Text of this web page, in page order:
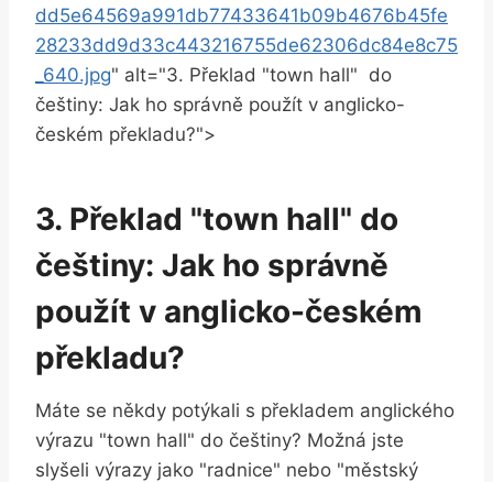
dd5e64569a991db77433641b09b4676b45fe
28233dd9d33c443216755de62306dc84e8c75
_640.jpg" alt="3. Překlad "town hall" ​ do
češtiny: Jak ho správně použít v anglicko-
českém‍ překladu?">
3. Překlad "town hall" do
češtiny: Jak ho​ správně
použít v​ anglicko-českém
překladu?
Máte se někdy potýkali s​ překladem anglického
výrazu "town hall" ⁢do češtiny? Možná ⁢jste
slyšeli⁢ výrazy jako "radnice" nebo "městský